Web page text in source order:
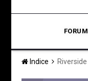
FORUM
Indice Riverside